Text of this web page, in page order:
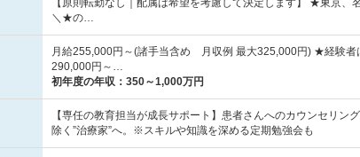
【原則転勤なし｜配属は希望を考慮して決定します】 ★東京、
＼★の…
月給255,000円～(諸手当含め 月収例 最大325,000円) ★経験
290,000円～…
初年度の年収： 350～1,000万円
【専任の教育担当が成長サポート】患者さんへのカウンセリン
除く”治療家”へ。※スキルや知識を深める定期勉強会も